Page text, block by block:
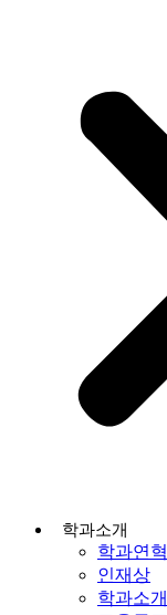
학과소개
학과연혁
인재상
학과소개